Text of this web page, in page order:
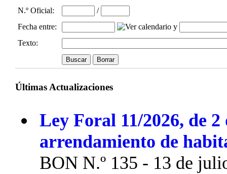
N.º Oficial:
/
Fecha entre:
y
Texto:
Últimas Actualizaciones
Ley Foral 11/2026, de
arrendamiento de
BON N.º 135 - 13 de